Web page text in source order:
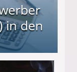
in den